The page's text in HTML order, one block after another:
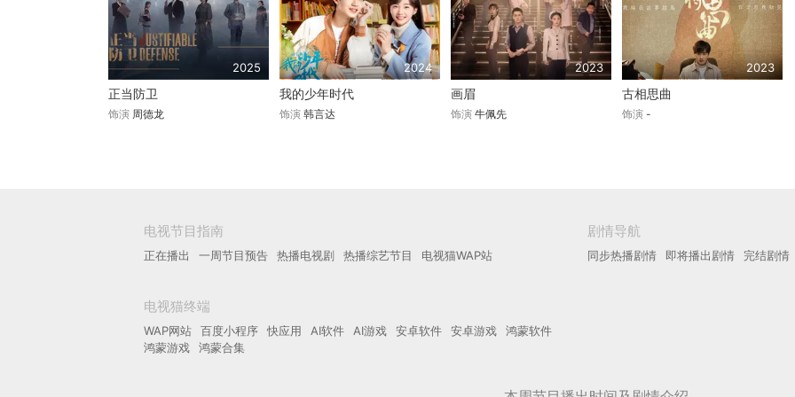
2025
正当防卫
饰演 周德龙
2024
我的少年时代
饰演 韩言达
2023
画眉
饰演 牛佩先
2023
古相思曲
饰演 -
电视节目指南
正在播出 一周节目预告 热播电视剧 热播综艺节目 电视猫WAP站
剧情导航
同步热播剧情 即将播出剧情 完结剧情
电视猫终端
WAP网站 百度小程序 快应用 AI软件 AI游戏 安卓软件 安卓游戏
鸿蒙软件
鸿蒙游戏
鸿蒙合集